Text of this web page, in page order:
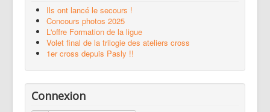
Ils ont lancé le secours !
Concours photos 2025
L'offre Formation de la ligue
Volet final de la trilogie des ateliers cross
1er cross depuis Pasly !!
Connexion